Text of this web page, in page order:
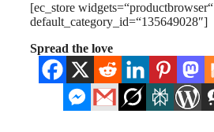
[ec_store widgets=“productbrowser“
default_category_id=“135649028″]
Spread the love